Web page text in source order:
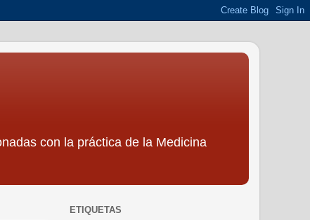
con la práctica de la Medicina
ETIQUETAS